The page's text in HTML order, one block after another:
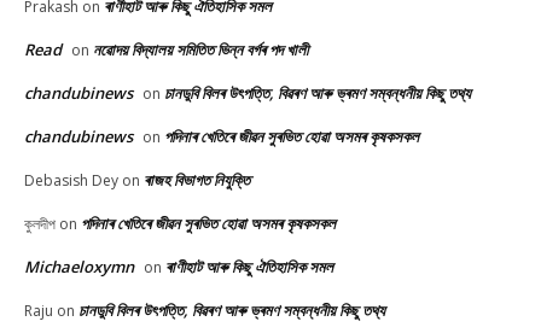
Prakash on ৰাণীহাট আৰু কিছু ঐতিহাসিক সমল
Read on নৱোদয় বিদ্যালয় সমিতিত ভিন্ন বৰ্গৰ পদ খালী
chandubinews on চানডুবি বিলৰ উৎপত্তি, বিৱৰণ আৰু ভ্ৰমণ সম্বন্ধনীয় কিছু তথ্য
chandubinews on পদিনাৰ খেতিৰে জীৱন সুৰভিত হোৱা অসমৰ কৃষকসকল
Debasish Dey on ৰাজহ বিভাগত নিযুক্তি
কুলদীপ on পদিনাৰ খেতিৰে জীৱন সুৰভিত হোৱা অসমৰ কৃষকসকল
Michaeloxymn on ৰাণীহাট আৰু কিছু ঐতিহাসিক সমল
Raju on চানডুবি বিলৰ উৎপত্তি, বিৱৰণ আৰু ভ্ৰমণ সম্বন্ধনীয় কিছু তথ্য